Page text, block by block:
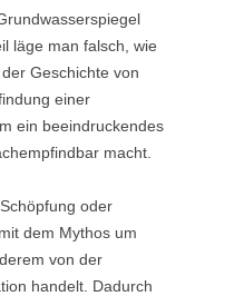
läge man falsch, wie
Geschichte von
einer
ein beeindruckendes
macht.
oder
dem Mythos um
von der
handelt. Dadurch